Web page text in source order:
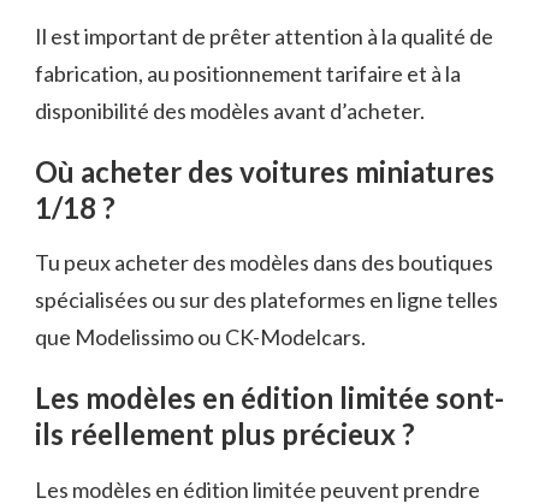
Il est important de prêter attention à la qualité de
fabrication, au positionnement tarifaire et à la
disponibilité des modèles avant d’acheter.
Où acheter des voitures miniatures
1/18 ?
Tu peux acheter des modèles dans des boutiques
spécialisées ou sur des plateformes en ligne telles
que Modelissimo ou CK-Modelcars.
Les modèles en édition limitée sont-
ils réellement plus précieux ?
Les modèles en édition limitée peuvent prendre